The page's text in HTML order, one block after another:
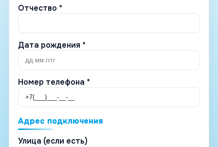
Отчество *
Дата рождения *
Номер телефона *
Адрес подключения
Улица (если есть)